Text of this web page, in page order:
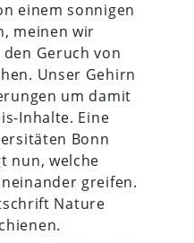
einem sonnigen
meinen wir
Geruch von
Unser Gehirn
um damit
Inhalte. Eine
Bonn
nun, welche
greifen.
Nature